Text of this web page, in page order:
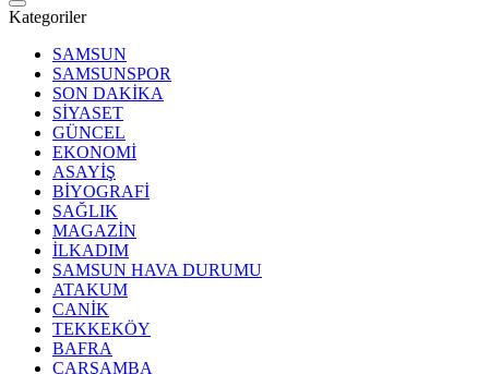
Kategoriler
SAMSUN
SAMSUNSPOR
SON DAKİKA
SİYASET
GÜNCEL
EKONOMİ
ASAYİŞ
BİYOGRAFİ
SAĞLIK
MAGAZİN
İLKADIM
SAMSUN HAVA DURUMU
ATAKUM
CANİK
TEKKEKÖY
BAFRA
ÇARŞAMBA